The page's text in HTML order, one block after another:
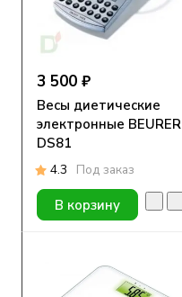
3 500 ₽
Весы диетические
электронные BEURER
DS81
4.3 Под заказ
В корзину